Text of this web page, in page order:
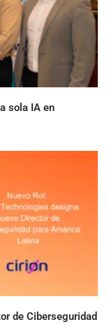
sola IA en
de Ciberseguridad